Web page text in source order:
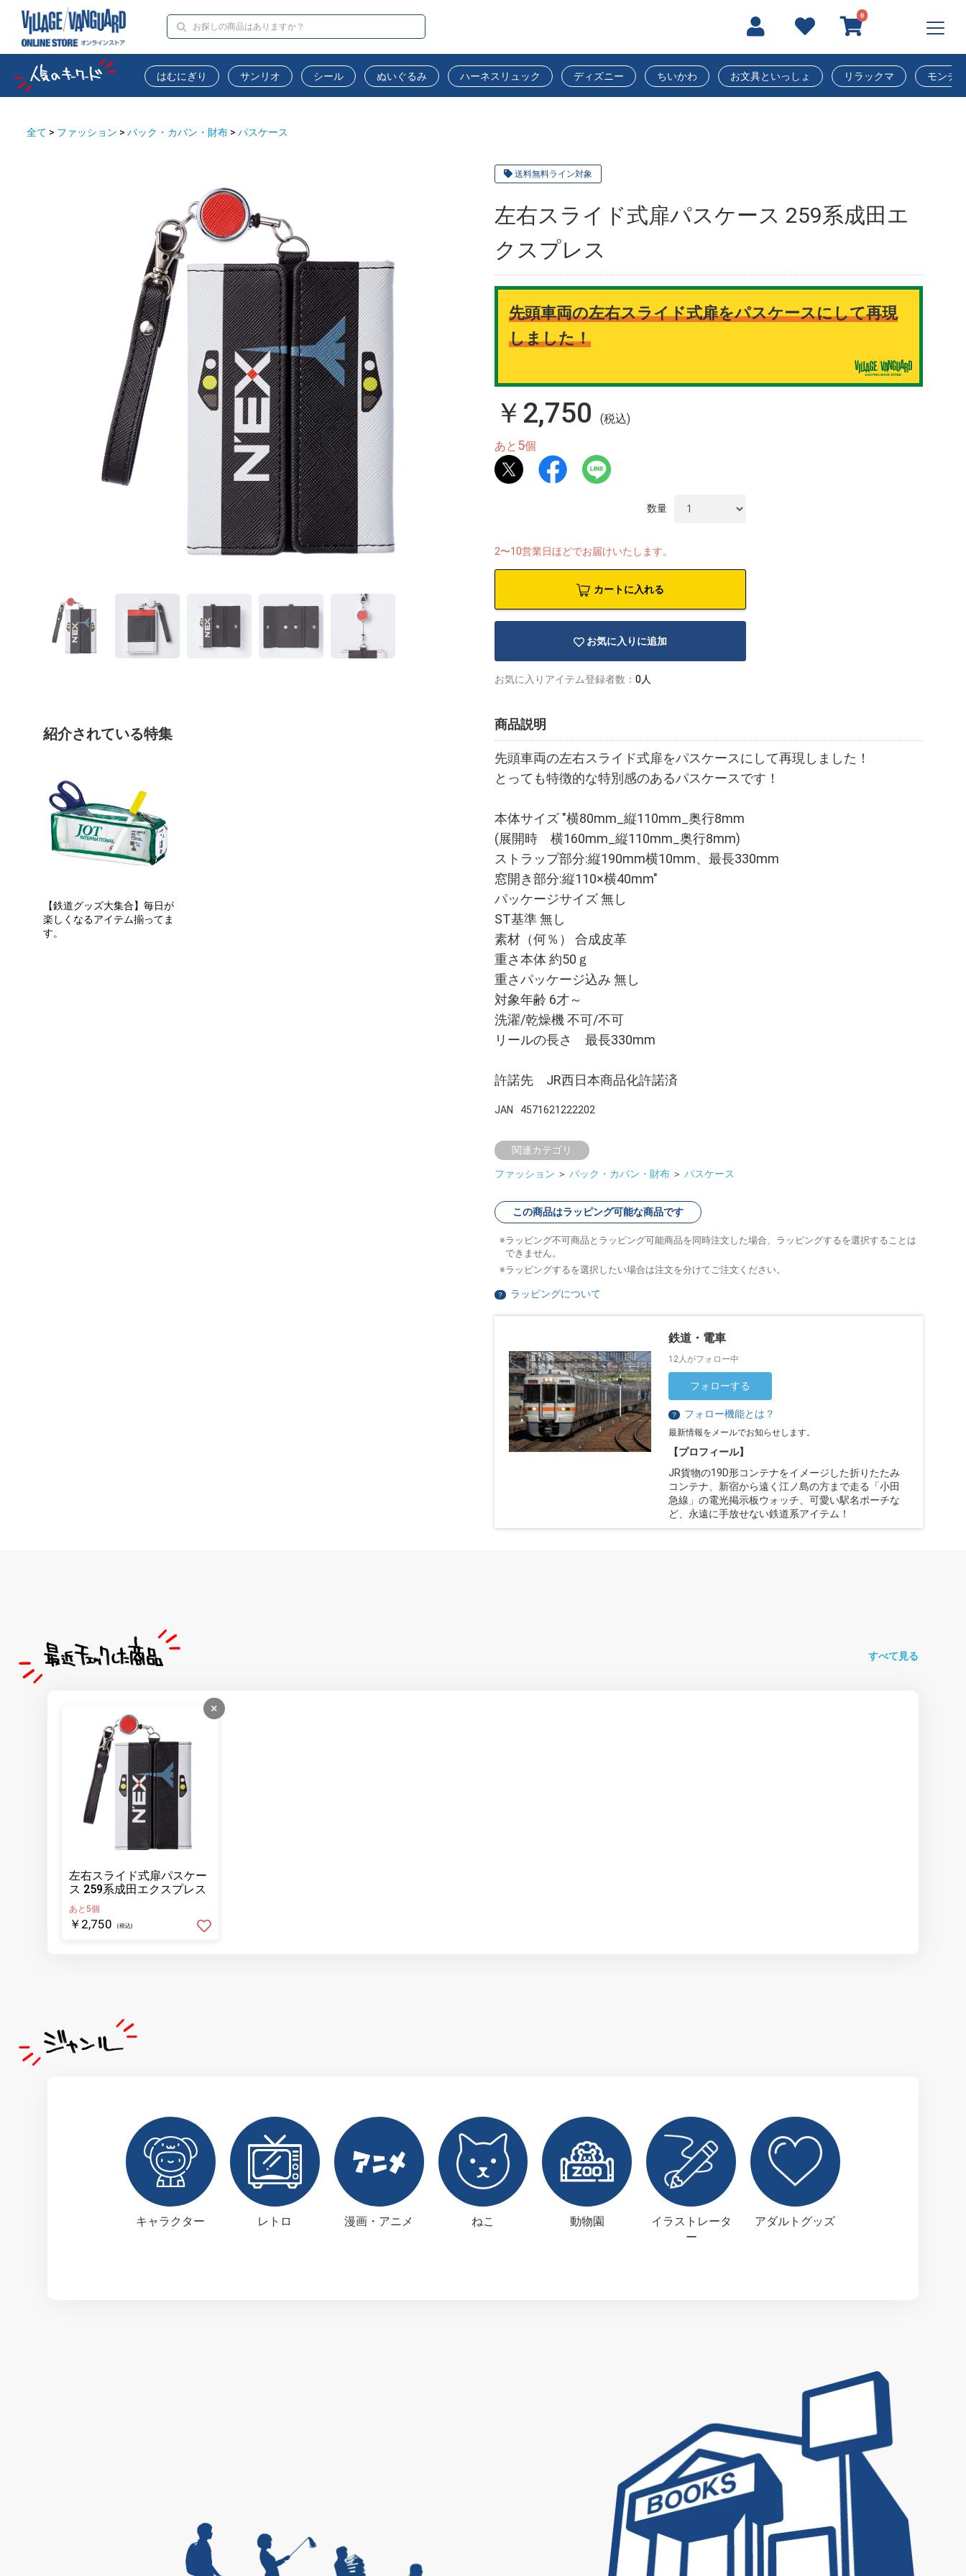
0
はむにぎり サンリオ シール ぬいぐるみ ハーネスリュック ディズニー ちいかわ お文具といっしょ リラックマ モンチ
全て > ファッション > バック・カバン・財布 > パスケース
送料無料ライン対象
左右スライド式扉パスケース 259系成田エ
クスプレス
先頭車両の左右スライド式扉をパスケースにして再現
しました！
￥2,750
(税込)
あと 5個
数量
2〜10営業日ほどでお届けいたします。
カートに入れる
お気に入りに追加
お気に入りアイテム登録者数： 0人
商品説明
先頭車両の左右スライド式扉をパスケースにして再現しました！
とっても特徴的な特別感のあるパスケースです！
本体サイズ "横80mm_縦110mm_奥行8mm
(展開時 横160mm_縦110mm_奥行8mm)
ストラップ部分:縦190mm横10mm、最長330mm
窓開き部分:縦110×横40mm"
パッケージサイズ 無し
ST基準 無し
素材（何％） 合成皮革
重さ本体 約50ｇ
重さパッケージ込み 無し
対象年齢 6才～
洗濯/乾燥機 不可/不可
リールの長さ 最長330mm
許諾先 JR西日本商品化許諾済
JAN 4571621222202
関連カテゴリ
ファッション ＞ バック・カバン・財布 ＞ パスケース
この商品はラッピング可能な商品です
ラッピング不可商品とラッピング可能商品を同時注文した場合、ラッピングするを選択することは
できません。
ラッピングするを選択したい場合は注文を分けてご注文ください。
？ ラッピングについて
鉄道・電車
12人がフォロー中
フォローする
？ フォロー機能とは？
最新情報をメールでお知らせします。
【プロフィール】
JR貨物の19D形コンテナをイメージした折りたたみ
コンテナ、新宿から遠く江ノ島の方まで走る「小田
急線」の電光掲示板ウォッチ、可愛い駅名ポーチな
ど、永遠に手放せない鉄道系アイテム！
紹介されている特集
【鉄道グッズ大集合】毎日が
楽しくなるアイテム揃ってま
す。
すべて見る
×
左右スライド式扉パスケー
ス 259系成田エクスプレス
あと5個
￥2,750 (税込)
キャラクター レトロ 漫画・アニメ ねこ 動物園
イラストレータ
ー
アダルトグッズ